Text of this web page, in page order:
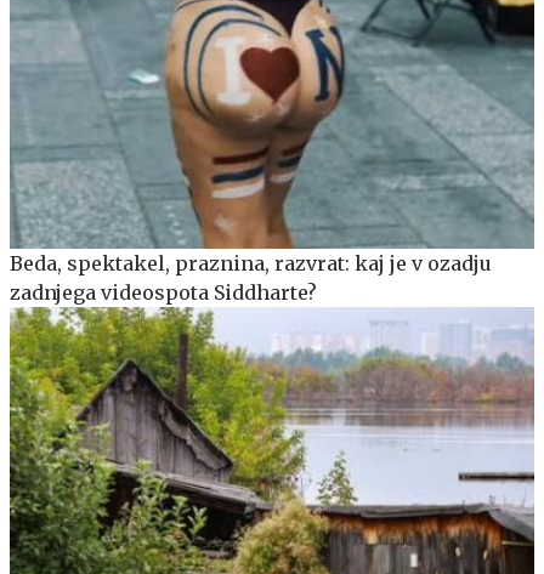
Beda, spektakel, praznina, razvrat: kaj je v ozadju
zadnjega videospota Siddharte?